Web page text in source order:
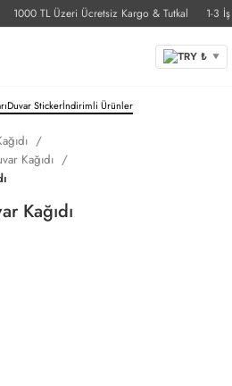
1000 TL Üzeri Ücretsiz Kargo & Tutkal 1-3 İş
TRY ₺ ▼
Duvar Stickerİndirimli Ürünler
Kağıdı
Kağıdı